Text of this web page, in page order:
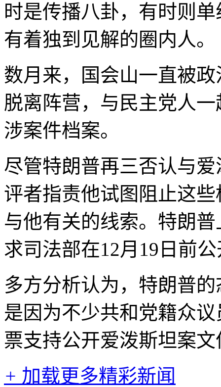
时是传播八卦，有时则
有着独到见解的圈内人。
数月来，国会山一直被
脱离阵营，与民主党人
涉案件档案。
尽管特朗普再三否认与
评者指责他试图阻止这
与他有关的线索。特朗
求司法部在12月19日前
多方分析认为，特朗普
是因为不少共和党籍众
票支持公开爱泼斯坦案文
+ 加载更多精彩新闻